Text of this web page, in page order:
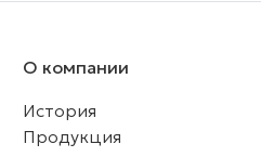
О компании
История
Продукция